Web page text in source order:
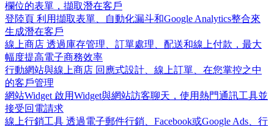
欄位的表單，擷取潛在客戶
登陸頁 利用擷取表單、自動化漏斗和Google Analytics整合來
生成潛在客戶
線上商店 透過庫存管理、訂單處理、配送和線上付款，最大
幅度提高電子商務效率
行動網站與線上商店 回應式設計、線上訂單、在您掌控之中
的客戶管理
網站Widget 啟用Widget與網站訪客聊天，使用熱門通訊工具並
接受回電請求
線上行銷工具 透過電子郵件行銷、Facebook或Google Ads、行